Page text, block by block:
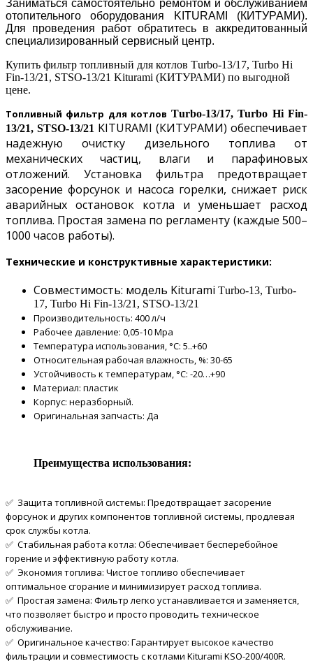
Заниматься самостоятельно ремонтом и обслуживанием
отопительного оборудования KITURAMI (КИТУРАМИ).
Для проведения работ обратитесь в аккредитованный
специализированный сервисный центр.
Купить фильтр топливный для котлов Тurbo-13/17, Turbo Hi
Fin-13/21, STSO-13/21 Kiturami (КИТУРАМИ) по выгодной
цене.
Топливный фильтр для котлов Тurbo-13/17, Turbo Hi Fin-
13/21, STSO-13/21 KITURAMI (КИТУРАМИ) обеспечивает
надежную очистку дизельного топлива от
механических частиц, влаги и парафиновых
отложений. Установка фильтра предотвращает
засорение форсунок и насоса горелки, снижает риск
аварийных остановок котла и уменьшает расход
топлива. Простая замена по регламенту (каждые 500–
1000 часов работы).
Технические и конструктивные характеристики:
Совместимость: модель Kiturami Тurbo-13, Тurbo-
17, Turbo Hi Fin-13/21, STSO-13/21
Производительность: 400 л/ч
Рабочее давление: 0,05-10 Мра
Температура использования, °С: 5..+60
Относительная рабочая влажность, %: 30-65
Устойчивость к температурам, °С: -20…+90
Материал: пластик
Корпус: неразборный.
Оригинальная запчасть: Да
Преимущества использования:
✅ Защита топливной системы: Предотвращает засорение
форсунок и других компонентов топливной системы, продлевая
срок службы котла.
✅ Стабильная работа котла: Обеспечивает бесперебойное
горение и эффективную работу котла.
✅ Экономия топлива: Чистое топливо обеспечивает
оптимальное сгорание и минимизирует расход топлива.
✅ Простая замена: Фильтр легко устанавливается и заменяется,
что позволяет быстро и просто проводить техническое
обслуживание.
✅ Оригинальное качество: Гарантирует высокое качество
фильтрации и совместимость с котлами Kiturami KSO-200/400R.